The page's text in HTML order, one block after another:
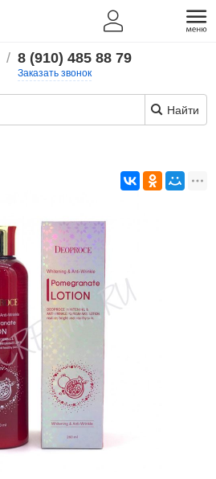
/ 8 (910) 485 88 79
Заказать звонок
Найти